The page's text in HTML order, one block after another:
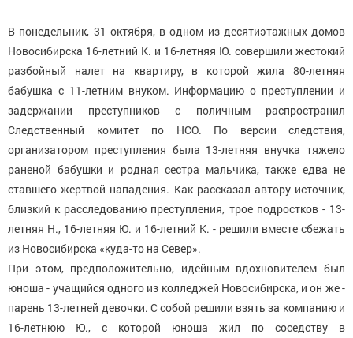
В понедельник, 31 октября, в одном из десятиэтажных домов
Новосибирска 16-летний К. и 16-летняя Ю. совершили жестокий
разбойный налет на квартиру, в которой жила 80-летняя
бабушка с 11-летним внуком. Информацию о преступлении и
задержании преступников с поличным распространил
Следственный комитет по НСО. По версии следствия,
организатором преступления была 13-летняя внучка тяжело
раненой бабушки и родная сестра мальчика, также едва не
ставшего жертвой нападения. Как рассказал автору источник,
близкий к расследованию преступления, трое подростков - 13-
летняя Н., 16-летняя Ю. и 16-летний К. - решили вместе сбежать
из Новосибирска «куда-то на Север».
При этом, предположительно, идейным вдохновителем был
юноша - учащийся одного из колледжей Новосибирска, и он же -
парень 13-летней девочки. С собой решили взять за компанию и
16-летнюю Ю., с которой юноша жил по соседству в